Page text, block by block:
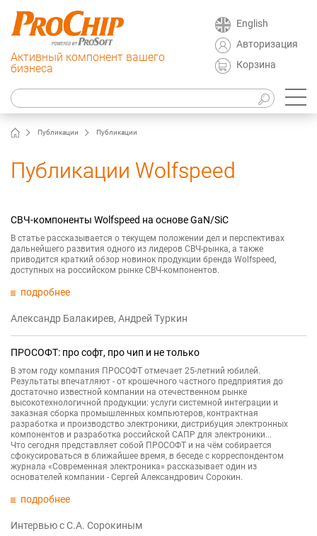
Активный компонент вашего
бизнеса
English
Авторизация
Корзина
Публикации Публикации
Публикации Wolfspeed
СВЧ-компоненты Wolfspeed на основе GaN/SiC
В статье рассказывается о текущем положении дел и перспективах
дальнейшего развития одного из лидеров СВЧ-рынка, а также
приводится краткий обзор новинок продукции бренда Wolfspeed,
доступных на российском рынке СВЧ-компонентов.
подробнее
Александр Балакирев, Андрей Туркин
ПРОСОФТ: про софт, про чип и не только
В этом году компания ПРОСОФТ отмечает 25-летний юбилей.
Результаты впечатляют - от крошечного частного предприятия до
достаточно известной компании на отечественном рынке
высокотехнологичной продукции: услуги системной интеграции и
заказная сборка промышленных компьютеров, контрактная
разработка и производство электроники, дистрибуция электронных
компонентов и разработка российской САПР для электроники...
Что сегодня представляет собой ПРОСОФТ и на чём собирается
сфокусироваться в ближайшее время, в беседе с корреспондентом
журнала «Современная электроника» рассказывает один из
основателей компании - Сергей Александрович Сорокин.
подробнее
Интервью с С.А. Сорокиным